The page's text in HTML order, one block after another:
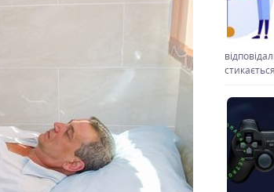
стикається